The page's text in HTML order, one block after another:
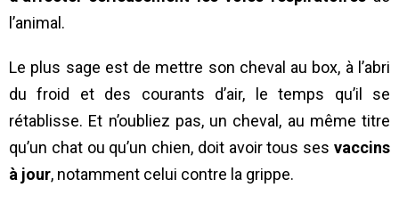
l’animal.
Le plus sage est de mettre son cheval au box, à l’abri
du froid et des courants d’air, le temps qu’il se
rétablisse. Et n’oubliez pas, un cheval, au même titre
qu’un chat ou qu’un chien, doit avoir tous ses vaccins
à jour, notamment celui contre la grippe.